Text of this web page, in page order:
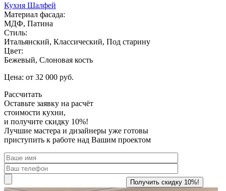
Кухня Шалфей
Материал фасада:
МДФ, Патина
Стиль:
Итальянский, Классический, Под старину
Цвет:
Бежевый, Слоновая кость
Цена: от 32 000 руб.
Рассчитать
Оставьте заявку на расчёт
стоимости кухни,
и получите скидку 10%!
Лучшие мастера и дизайнеры уже готовы
приступить к работе над Вашим проектом